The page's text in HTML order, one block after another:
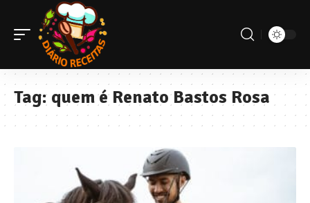
Tag: quem é Renato Bastos Rosa